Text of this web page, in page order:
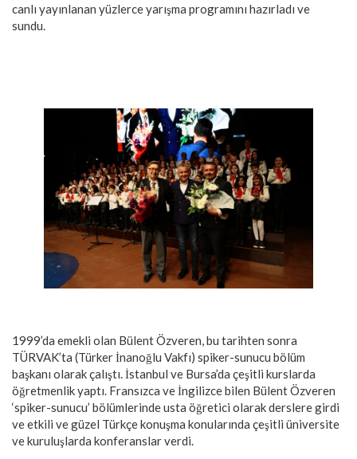
canlı yayınlanan yüzlerce yarışma programını hazırladı ve
sundu.
1999’da emekli olan Bülent Özveren, bu tarihten sonra
TÜRVAK’ta (Türker İnanoğlu Vakfı) spiker-sunucu bölüm
başkanı olarak çalıştı. İstanbul ve Bursa’da çeşitli kurslarda
öğretmenlik yaptı. Fransızca ve İngilizce bilen Bülent Özveren
‘spiker-sunucu’ bölümlerinde usta öğretici olarak derslere girdi
ve etkili ve güzel Türkçe konuşma konularında çeşitli üniversite
ve kuruluşlarda konferanslar verdi.